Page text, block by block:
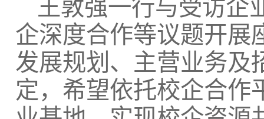
王敦强一行与受访企
企深度合作等议题开展
发展规划、主营业务及
定，希望依托校企合作